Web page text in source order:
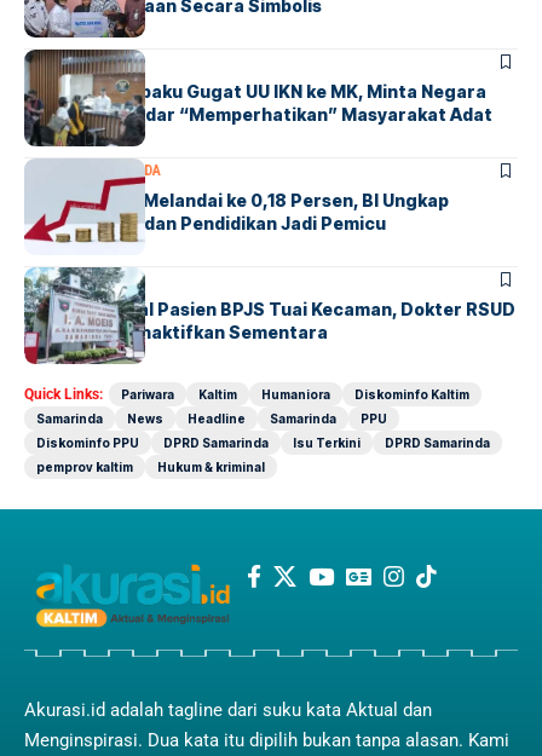
Ketenagakerjaan Secara Simbolis
KALTIMNASIONAL
Suku Balik Sepaku Gugat UU IKN ke MK, Minta Negara
Tak Lagi Sekadar “Memperhatikan” Masyarakat Adat
EKONOMI SAMARINDA
Inflasi Kaltim Melandai ke 0,18 Persen, BI Ungkap
Transportasi dan Pendidikan Jadi Pemicu
SAMARINDA
Komentar Soal Pasien BPJS Tuai Kecaman, Dokter RSUD
IA Moeis Dinonaktifkan Sementara
Quick Links: Pariwara Kaltim Humaniora
Diskominfo Kaltim
Samarinda
News Headline Samarinda
PPU
Diskominfo PPU
DPRD Samarinda Isu Terkini
DPRD Samarinda
pemprov kaltim
Hukum & kriminal
Akurasi.id adalah tagline dari suku kata Aktual dan
Menginspirasi. Dua kata itu dipilih bukan tanpa alasan. Kami